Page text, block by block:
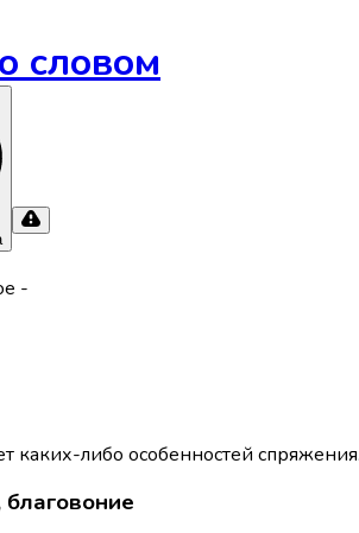
словом
-
каких-либо особенностей